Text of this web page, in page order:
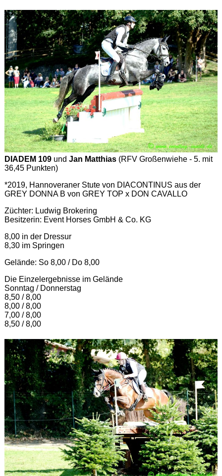
DIADEM 109 und Jan Matthias(RFV Großenwiehe - 5. mit
36,45 Punkten)
*2019, Hannoveraner Stute von DIACONTINUS aus der
GREY DONNA B von GREY TOP x DON CAVALLO
Züchter: Ludwig Brokering
Besitzerin: Event Horses GmbH & Co. KG
8,00 in der Dressur
8,30 im Springen
Gelände: So 8,00 / Do 8,00
Die Einzelergebnisse im Gelände
Sonntag / Donnerstag
8,50 / 8,00
8,00 / 8,00
7,00 / 8,00
8,50 / 8,00